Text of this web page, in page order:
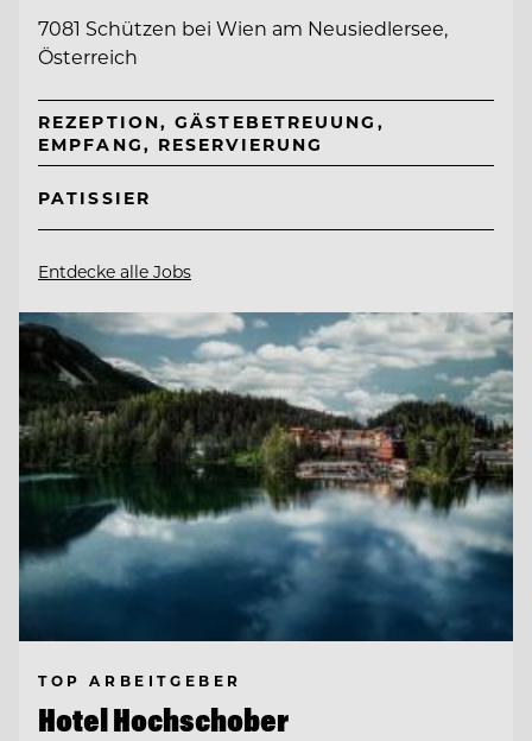
7081 Schützen bei Wien am Neusiedlersee,
Österreich
REZEPTION, GÄSTEBETREUUNG,
EMPFANG, RESERVIERUNG
PATISSIER
Entdecke alle Jobs
TOP ARBEITGEBER
Hotel Hochschober